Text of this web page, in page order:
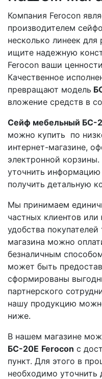
Компания Ferocon
производителем
несколько линеек
ищите надежную
Ferocon ваши
Качественное
превращают модель
вложение средств в
Сейф мебельный БС-
можно купить по
интернет-магазине,
электронной
уточнить
получить детальную
Мы принимаем
частных клиентов
удобства
магазина можно
безналичным
может быть
сформированы
партнерского
нашу продукцию
ниже.
В нашем магазине
БС-20Е Ferocon с
пункт. Для этого в
необходимо уточнить